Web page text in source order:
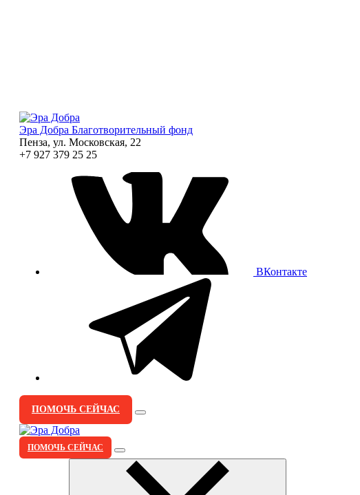
Эра Добра Благотворительный фонд
Пенза, ул. Московская, 22
+7 927 379 25 25
ВКонтакте
ПОМОЧЬ СЕЙЧАС
ПОМОЧЬ СЕЙЧАС